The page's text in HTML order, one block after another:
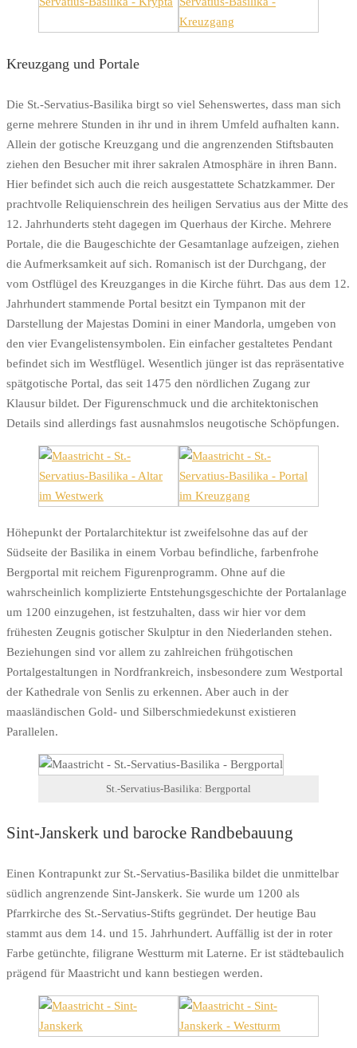
Kreuzgang und Portale
Die St.-Servatius-Basilika birgt so viel Sehenswertes, dass man sich
gerne mehrere Stunden in ihr und in ihrem Umfeld aufhalten kann.
Allein der gotische Kreuzgang und die angrenzenden Stiftsbauten
ziehen den Besucher mit ihrer sakralen Atmosphäre in ihren Bann.
Hier befindet sich auch die reich ausgestattete Schatzkammer. Der
prachtvolle Reliquienschrein des heiligen Servatius aus der Mitte des
12. Jahrhunderts steht dagegen im Querhaus der Kirche. Mehrere
Portale, die die Baugeschichte der Gesamtanlage aufzeigen, ziehen
die Aufmerksamkeit auf sich. Romanisch ist der Durchgang, der
vom Ostflügel des Kreuzganges in die Kirche führt. Das aus dem 12.
Jahrhundert stammende Portal besitzt ein Tympanon mit der
Darstellung der Majestas Domini in einer Mandorla, umgeben von
den vier Evangelistensymbolen. Ein einfacher gestaltetes Pendant
befindet sich im Westflügel. Wesentlich jünger ist das repräsentative
spätgotische Portal, das seit 1475 den nördlichen Zugang zur
Klausur bildet. Der Figurenschmuck und die architektonischen
Details sind allerdings fast ausnahmslos neugotische Schöpfungen.
Höhepunkt der Portalarchitektur ist zweifelsohne das auf der
Südseite der Basilika in einem Vorbau befindliche, farbenfrohe
Bergportal mit reichem Figurenprogramm. Ohne auf die
wahrscheinlich komplizierte Entstehungsgeschichte der Portalanlage
um 1200 einzugehen, ist festzuhalten, dass wir hier vor dem
frühesten Zeugnis gotischer Skulptur in den Niederlanden stehen.
Beziehungen sind vor allem zu zahlreichen frühgotischen
Portalgestaltungen in Nordfrankreich, insbesondere zum Westportal
der Kathedrale von Senlis zu erkennen. Aber auch in der
maasländischen Gold- und Silberschmiedekunst existieren
Parallelen.
St.-Servatius-Basilika: Bergportal
Sint-Janskerk und barocke Randbebauung
Einen Kontrapunkt zur St.-Servatius-Basilika bildet die unmittelbar
südlich angrenzende Sint-Janskerk. Sie wurde um 1200 als
Pfarrkirche des St.-Servatius-Stifts gegründet. Der heutige Bau
stammt aus dem 14. und 15. Jahrhundert. Auffällig ist der in roter
Farbe getünchte, filigrane Westturm mit Laterne. Er ist städtebaulich
prägend für Maastricht und kann bestiegen werden.